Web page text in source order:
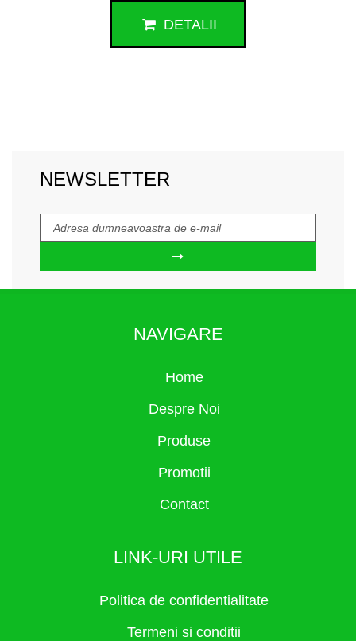
DETALII
NEWSLETTER
NAVIGARE
Home
Despre Noi
Produse
Promotii
Contact
LINK-URI UTILE
Politica de confidentialitate
Termeni si conditii